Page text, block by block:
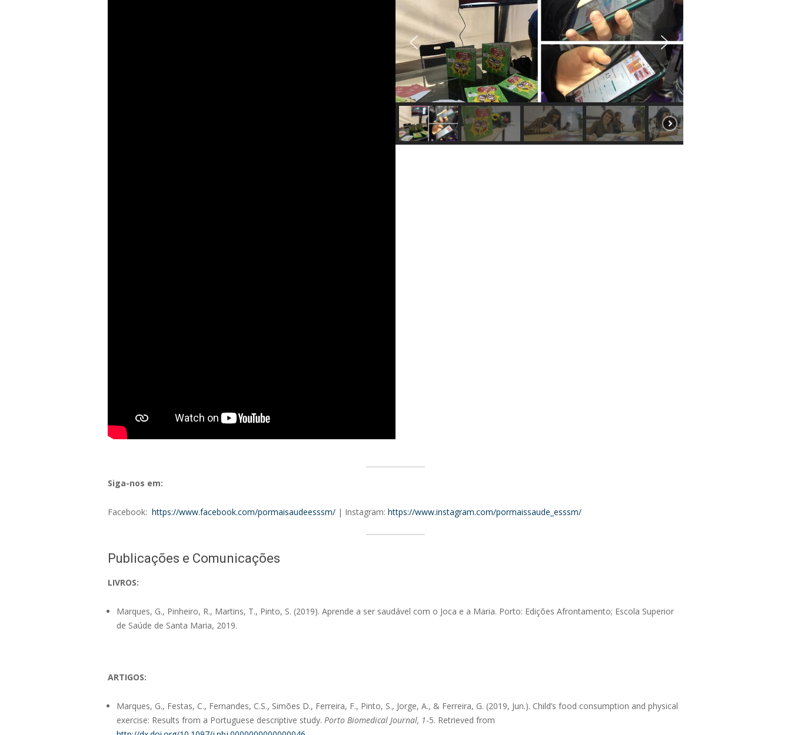
Siga-nos em:
Facebook: https://www.facebook.com/pormaisaudeesssm/ | Instagram: https://www.instagram.com/pormaissaude_esssm/
Publicações e Comunicações
LIVROS:
Marques, G., Pinheiro, R., Martins, T., Pinto, S. (2019). Aprende a ser saudável com o Joca e a Maria. Porto: Edições Afrontamento; Escola Superior
de Saúde de Santa Maria, 2019.
ARTIGOS:
Marques, G., Festas, C., Fernandes, C.S., Simões D., Ferreira, F., Pinto, S., Jorge, A., & Ferreira, G. (2019, Jun.). Child’s food consumption and physical
exercise: Results from a Portuguese descriptive study. Porto Biomedical Journal, 1-5. Retrieved from